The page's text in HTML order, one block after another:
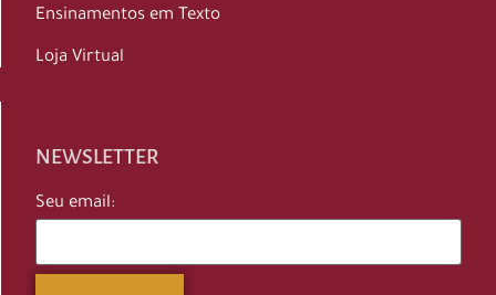
Ensinamentos em Texto
Loja Virtual
NEWSLETTER
Seu email: